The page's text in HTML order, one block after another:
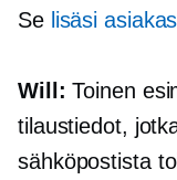
Se lisäsi
Will: Toinen
tilaustiedot,
sähköpostista